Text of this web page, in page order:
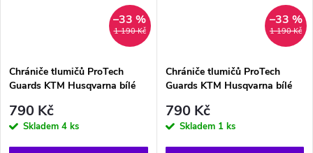
1 190 Kč
–33 %
Chrániče tlumičů ProTech
Guards KTM Husqvarna bílé
790 Kč
Skladem 4 ks
1 190 Kč
–33 %
Chrániče tlumičů ProTech
Guards KTM Husqvarna bílé
790 Kč
Skladem 1 ks